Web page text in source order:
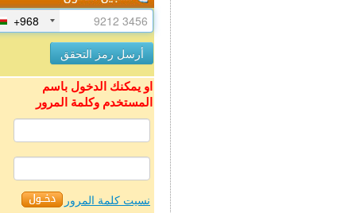
+968
او يمكنك الدخول باسم
المستخدم وكلمة المرور
نسيت كلمة المرور